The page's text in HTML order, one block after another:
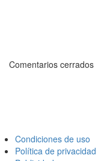
Comentarios cerrados
Condiciones de uso
Política de privacidad